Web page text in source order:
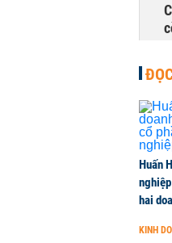
Huấn
hai
KINH